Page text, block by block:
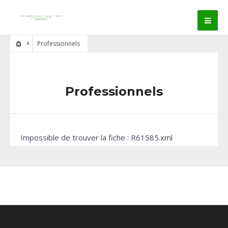
Professionnels
Professionnels
Impossible de trouver la fiche : R61585.xml